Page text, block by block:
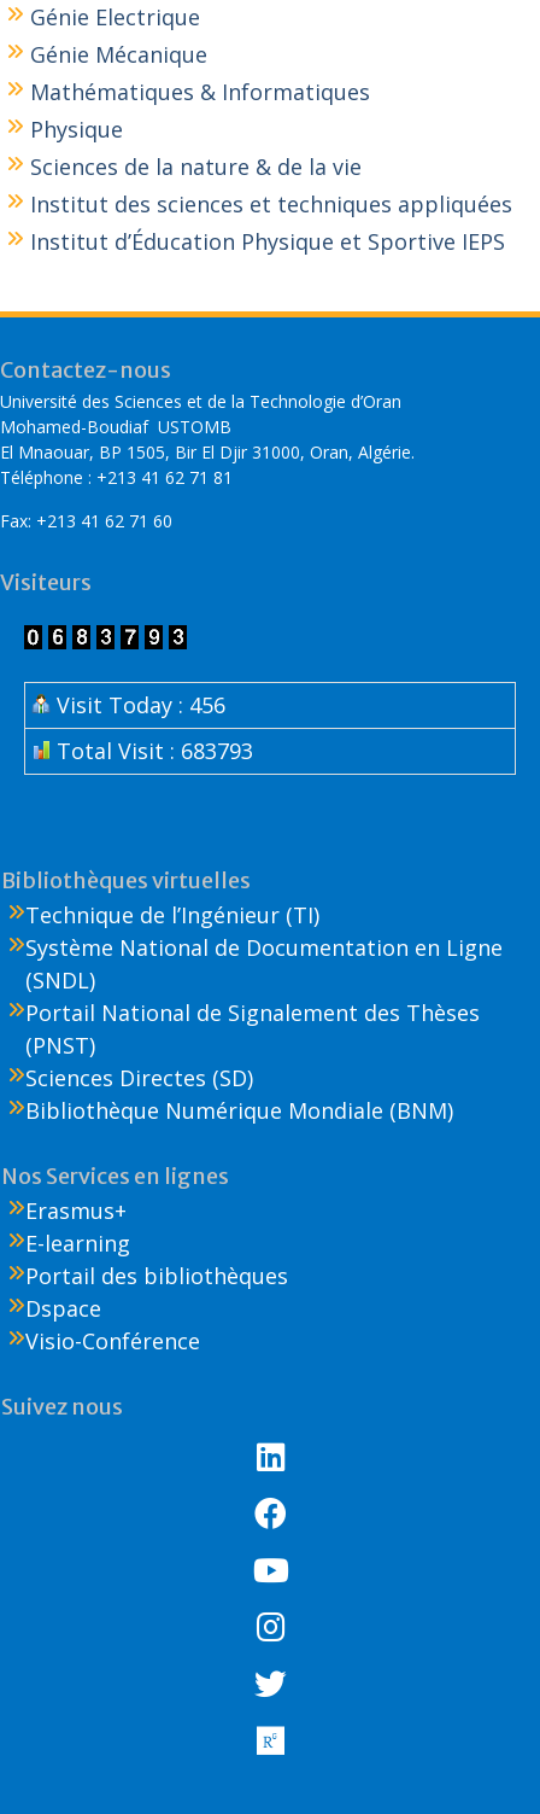
Génie Electrique
Génie Mécanique
Mathématiques & Informatiques
Physique
Sciences de la nature & de la vie
Institut des sciences et techniques appliquées
Institut d’Éducation Physique et Sportive IEPS
Contactez-nous
Université des Sciences et de la Technologie d’Oran
Mohamed-Boudiaf USTOMB
El Mnaouar, BP 1505, Bir El Djir 31000, Oran, Algérie.
Téléphone : +213 41 62 71 81
Fax: +213 41 62 71 60
Visiteurs
Visit Today : 456
Total Visit : 683793
Bibliothèques virtuelles
Technique de l’Ingénieur (TI)
Système National de Documentation en Ligne
(SNDL)
Portail National de Signalement des Thèses
(PNST)
Sciences Directes (SD)
Bibliothèque Numérique Mondiale (BNM)
Nos Services en lignes
Erasmus+
E-learning
Portail des bibliothèques
Dspace
Visio-Conférence
Suivez nous